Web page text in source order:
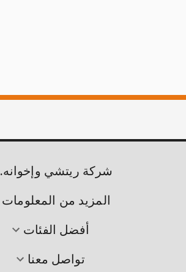
شركة ريتشي وإخوانه.
المزيد من المعلومات
أفضل الفئات
تواصل معنا